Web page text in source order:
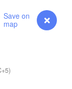
Forecast